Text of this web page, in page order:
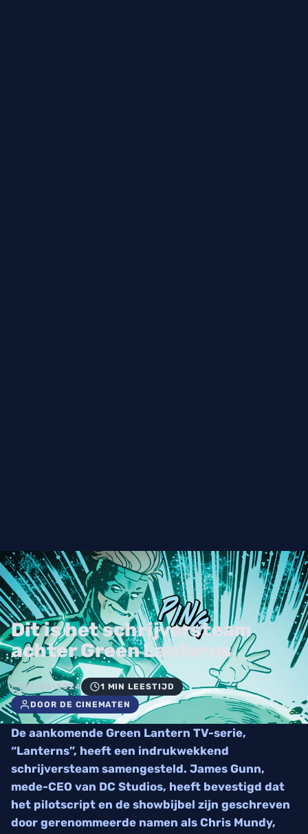
Dit is het schrijversteam
achter Green Lanterns
26-05-2024
1 MIN LEESTIJD
DOOR DE CINEMATEN
De aankomende Green Lantern TV-serie,
“Lanterns”, heeft een indrukwekkend
schrijversteam samengesteld. James Gunn,
mede-CEO van DC Studios, heeft bevestigd dat
het pilotscript en de showbijbel zijn geschreven
door gerenommeerde namen als Chris Mundy,